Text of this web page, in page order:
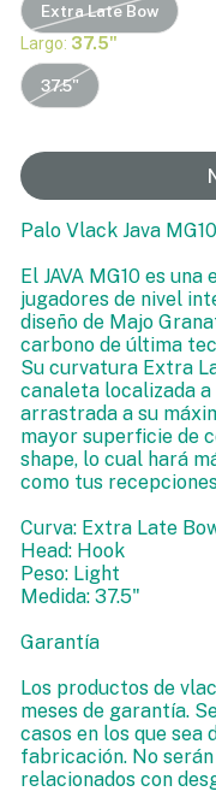
Extra Late Bow
Largo: 37.5"
37.5"
Palo Vlack Java
El JAVA MG10 es
jugadores de nivel
diseño de Majo
carbono de última
Su curvatura Extra
canaleta localizada
arrastrada a su
mayor superficie de
shape, lo cual hará
como tus
Curva: Extra Late
Head: Hook
Peso: Light
Medida: 37.5"
Garantía
Los productos de
meses de garantía.
casos en los que
fabricación. No
relacionados con